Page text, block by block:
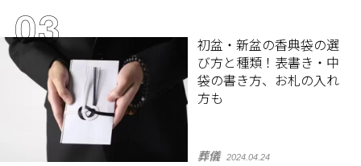
初盆・新盆の香典袋の選
び方と種類！表書き・中
袋の書き方、お札の入れ
方も
葬儀 2024.04.24